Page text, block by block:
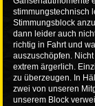
stimmungstechnisch
Stimmungsblock
dann leider auch
richtig in Fahrt und
auszuschöpfen.
extrem ärgerlich.
zu überzeugen. In
zwei von unseren
unserem Block